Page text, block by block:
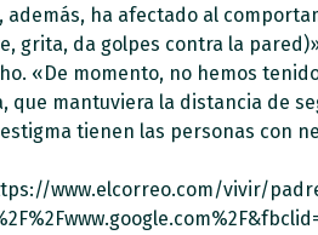
además, ha afectado al
grita, da golpes contra la
«De momento, no hemos
que mantuviera la distancia de
tienen las personas con
www.elcorreo.com/vivir/